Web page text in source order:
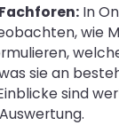
In
wie
sie an
sind